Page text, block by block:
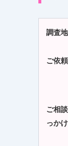
調査
ご依
ご相
っかけ